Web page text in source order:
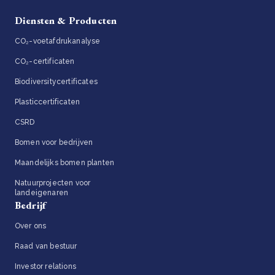
Diensten & Producten
CO₂-voetafdrukanalyse
CO₂-certificaten
Biodiversitycertificates
Plasticcertificaten
CSRD
Bomen voor bedrijven
Maandelijks bomen planten
Natuurprojecten voor
landeigenaren
Bedrijf
Over ons
Raad van bestuur
Investor relations